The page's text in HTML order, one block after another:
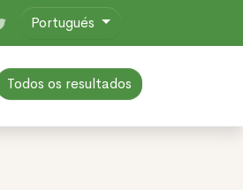
Portugués
Todos os resultados